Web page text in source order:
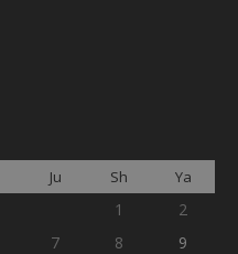
Ju Sh Ya
1
2
7 8 9